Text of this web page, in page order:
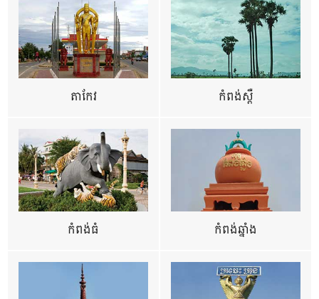
តាកែវ កំពង់ស្ពឺ
កំពង់ធំ កំពង់ឆ្នាំង